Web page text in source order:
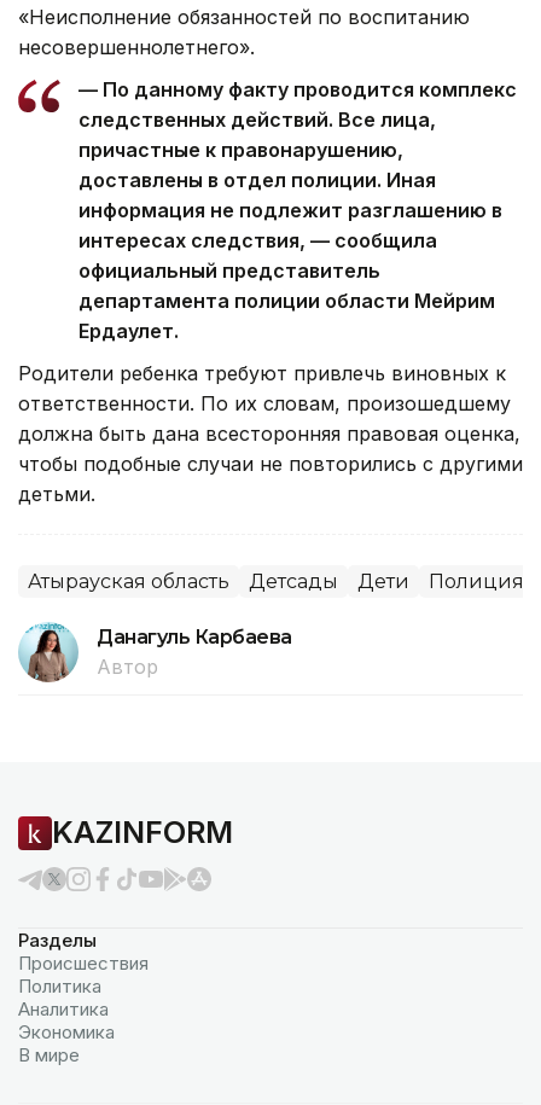
«Неисполнение обязанностей по воспитанию
несовершеннолетнего».
— По данному факту проводится комплекс
следственных действий. Все лица,
причастные к правонарушению,
доставлены в отдел полиции. Иная
информация не подлежит разглашению в
интересах следствия, — сообщила
официальный представитель
департамента полиции области Мейрим
Ердаулет.
Родители ребенка требуют привлечь виновных к
ответственности. По их словам, произошедшему
должна быть дана всесторонняя правовая оценка,
чтобы подобные случаи не повторились с другими
детьми.
Атырауская область Детсады Дети Полиция
Данагуль Карбаева
Автор
KAZINFORM
Разделы
Происшествия
Политика
Аналитика
Экономика
В мире